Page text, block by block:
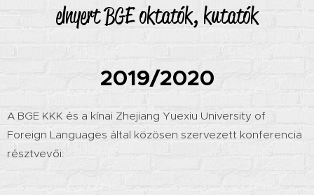
elnyert BGE oktatók, kutatók
2019/2020
A BGE KKK és a kínai Zhejiang Yuexiu University of
Foreign Languages által közösen szervezett konferencia
résztvevői: